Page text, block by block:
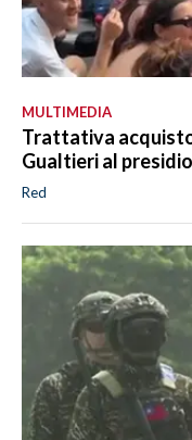
MULTIMEDIA
Trattativa
Gualtieri al presidio
Red